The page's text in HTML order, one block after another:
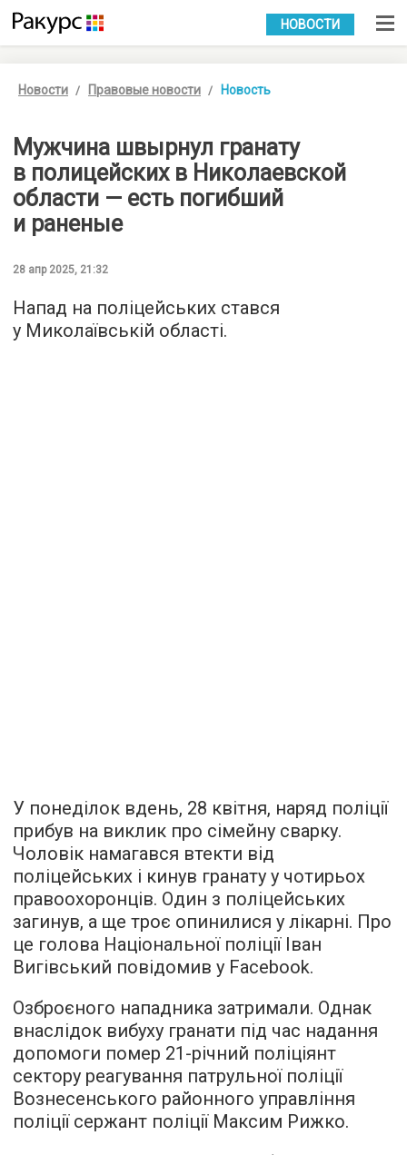
УКР РУС
НОВОСТИ
Новости Правовые новости Новость
Мужчина швырнул гранату
в полицейских в Николаевской
области — есть погибший
и раненые
28 апр 2025, 21:32
Напад на поліцейських стався
у Миколаївській області.
У понеділок вдень, 28 квітня, наряд поліції
прибув на виклик про сімейну сварку.
Чоловік намагався втекти від
поліцейських і кинув гранату у чотирьох
правоохоронців. Один з поліцейських
загинув, а ще троє опинилися у лікарні. Про
це голова Національної поліції Іван
Вигівський повідомив у Facebook.
Озброєного нападника затримали. Однак
внаслідок вибуху гранати під час надання
допомоги помер 21-річний поліціянт
сектору реагування патрульної поліції
Вознесенського районного управління
поліції сержант поліції Максим Рижко.